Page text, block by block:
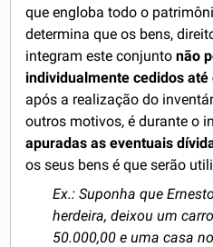
que engloba todo o
determina que os bens,
integram este conjuntonão
individualmente cedidos
após a realização do
outros motivos, é durante o
apuradas as eventuais
os seus bens é que serão
Ex.: Suponha que
herdeira, deixou um
50.000,00 e uma casa